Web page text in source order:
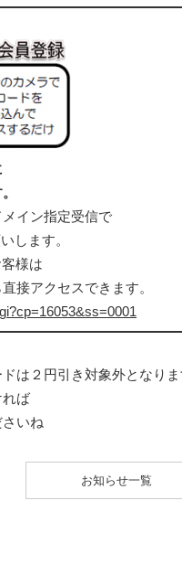
イン指定受信で
します。
様は
接アクセスできます。
は２円引き対象外となりま
れば
いね
お知らせ一覧